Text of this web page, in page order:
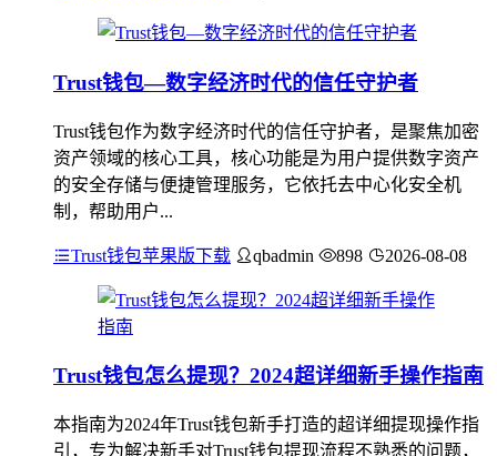
Trust钱包—数字经济时代的信任守护者
Trust钱包作为数字经济时代的信任守护者，是聚焦加密
资产领域的核心工具，核心功能是为用户提供数字资产
的安全存储与便捷管理服务，它依托去中心化安全机
制，帮助用户...
Trust钱包苹果版下载 qbadmin 898 2026-08-08
Trust钱包怎么提现？2024超详细新手操作指南
本指南为2024年Trust钱包新手打造的超详细提现操作指
引，专为解决新手对Trust钱包提现流程不熟悉的问题，